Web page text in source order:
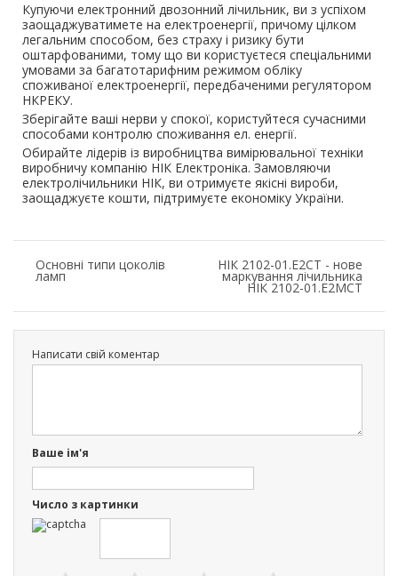
Купуючи електронний двозонний лічильник, ви з успіхом
заощаджуватимете на електроенергії, причому цілком
легальним способом, без страху і ризику бути
оштарфованими, тому що ви користуєтеся спеціальними
умовами за багатотарифним режимом обліку
споживаної електроенергії, передбаченими регулятором
НКРЕКУ.
Зберігайте ваші нерви у спокої, користуйтеся сучасними
способами контролю споживання ел. енергії.
Обирайте лідерів із виробництва вимірювальної техніки
виробничу компанію НІК Електроніка. Замовляючи
електролічильники НІК, ви отримуєте якісні вироби,
заощаджуєте кошти, підтримуєте економіку України.
Основні типи цоколів
ламп
НІК 2102-01.Е2СТ - нове
маркування лічильника
НІК 2102-01.Е2МСТ
Написати свій коментар
Ваше ім'я
Число з картинки